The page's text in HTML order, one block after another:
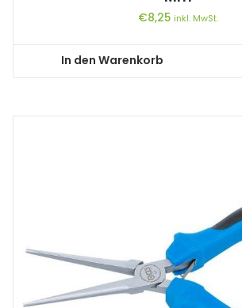
€8,25 inkl. MwSt.
In den Warenkorb